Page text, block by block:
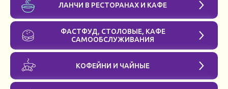
ЛАНЧИ В РЕСТОРАНАХ И КАФЕ
ФАСТФУД, СТОЛОВЫЕ, КАФЕ
САМООБСЛУЖИВАНИЯ
КОФЕЙНИ И ЧАЙНЫЕ